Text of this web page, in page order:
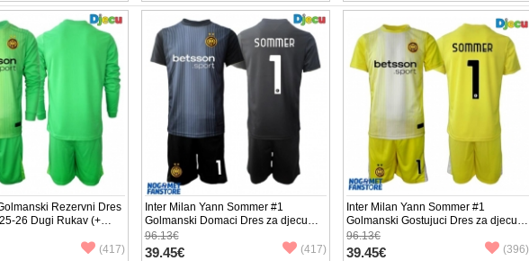
Rezervni Dres
26 Dugi Rukav (+
(417)
Inter Milan Yann Sommer #1
Golmanski Domaci Dres za djecu
2025-26 Kratak Rukav (+ Kratke
hlače)
96.13€
39.45€ (417)
Inter Milan Yann Sommer #1
Golmanski Gostujuci Dres za djecu
2025-26 Kratak Rukav (+ Kratke
hlače)
96.13€
39.45€ (396)